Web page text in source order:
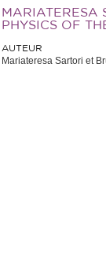
MARIATERESA
PHYSICS OF
AUTEUR
Mariateresa Sartori et